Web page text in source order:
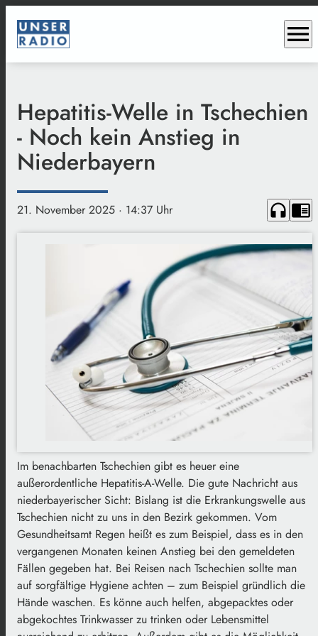
menu
Hepatitis-Welle in Tschechien
- Noch kein Anstieg in
Niederbayern
21. November 2025 · 14:37 Uhr headphones chrome_reader_mode
Im benachbarten Tschechien gibt es heuer eine
außerordentliche Hepatitis-A-Welle. Die gute Nachricht aus
niederbayerischer Sicht: Bislang ist die Erkrankungswelle aus
Tschechien nicht zu uns in den Bezirk gekommen. Vom
Gesundheitsamt Regen heißt es zum Beispiel, dass es in den
vergangenen Monaten keinen Anstieg bei den gemeldeten
Fällen gegeben hat. Bei Reisen nach Tschechien sollte man
auf sorgfältige Hygiene achten – zum Beispiel gründlich die
Hände waschen. Es könne auch helfen, abgepacktes oder
abgekochtes Trinkwasser zu trinken oder Lebensmittel